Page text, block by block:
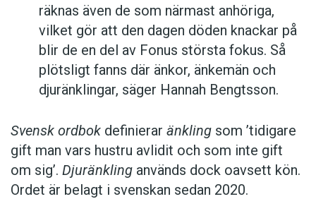
räknas även de som närmast anhöriga,
vilket gör att den dagen döden knackar på
blir de en del av Fonus största fokus. Så
plötsligt fanns där änkor, änkemän och
djuränklingar, säger Hannah Bengtsson.
Svensk ordbok definierar änkling som ’tidigare
gift man vars hustru av­lidit och som inte gift
om sig’. Djuränkling används dock oavsett kön.
Ordet är belagt i svenskan sedan 2020.